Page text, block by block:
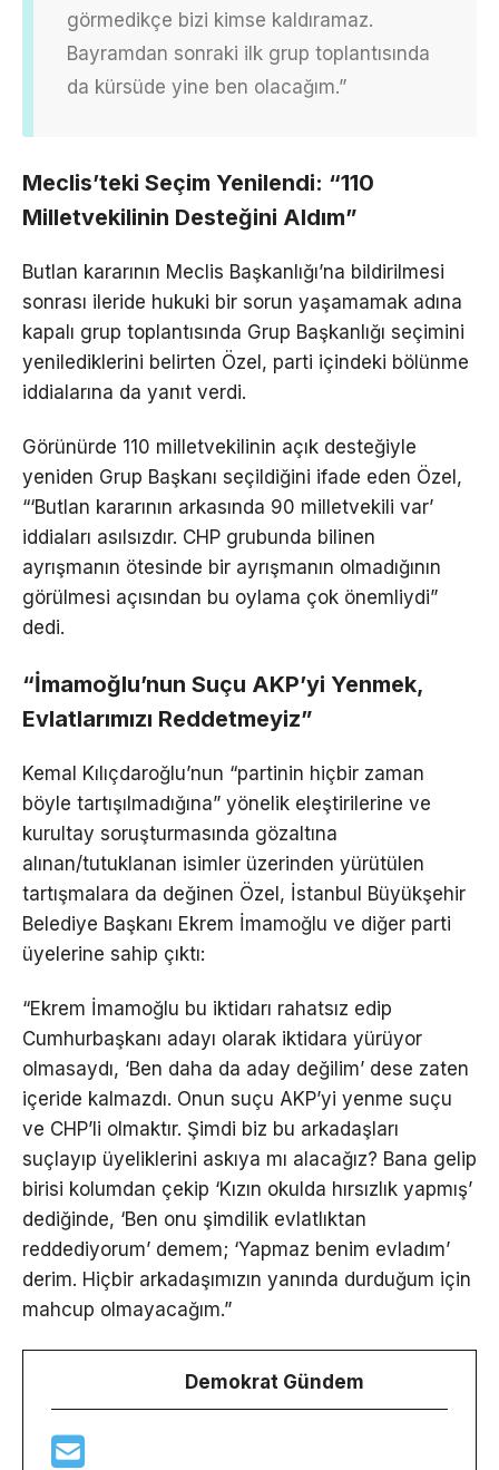
görmedikçe bizi kimse kaldıramaz.
Bayramdan sonraki ilk grup toplantısında
da kürsüde yine ben olacağım.”
Meclis’teki Seçim Yenilendi: “110
Milletvekilinin Desteğini Aldım”
Butlan kararının Meclis Başkanlığı’na bildirilmesi
sonrası ileride hukuki bir sorun yaşamamak adına
kapalı grup toplantısında Grup Başkanlığı seçimini
yenilediklerini belirten Özel, parti içindeki bölünme
iddialarına da yanıt verdi.
Görünürde 110 milletvekilinin açık desteğiyle
yeniden Grup Başkanı seçildiğini ifade eden Özel,
“‘Butlan kararının arkasında 90 milletvekili var’
iddiaları asılsızdır. CHP grubunda bilinen
ayrışmanın ötesinde bir ayrışmanın olmadığının
görülmesi açısından bu oylama çok önemliydi”
dedi.
“İmamoğlu’nun Suçu AKP’yi Yenmek,
Evlatlarımızı Reddetmeyiz”
Kemal Kılıçdaroğlu’nun “partinin hiçbir zaman
böyle tartışılmadığına” yönelik eleştirilerine ve
kurultay soruşturmasında gözaltına
alınan/tutuklanan isimler üzerinden yürütülen
tartışmalara da değinen Özel, İstanbul Büyükşehir
Belediye Başkanı Ekrem İmamoğlu ve diğer parti
üyelerine sahip çıktı:
“Ekrem İmamoğlu bu iktidarı rahatsız edip
Cumhurbaşkanı adayı olarak iktidara yürüyor
olmasaydı, ‘Ben daha da aday değilim’ dese zaten
içeride kalmazdı. Onun suçu AKP’yi yenme suçu
ve CHP’li olmaktır. Şimdi biz bu arkadaşları
suçlayıp üyeliklerini askıya mı alacağız? Bana gelip
birisi kolumdan çekip ‘Kızın okulda hırsızlık yapmış’
dediğinde, ‘Ben onu şimdilik evlatlıktan
reddediyorum’ demem; ‘Yapmaz benim evladım’
derim. Hiçbir arkadaşımızın yanında durduğum için
mahcup olmayacağım.”
Demokrat Gündem